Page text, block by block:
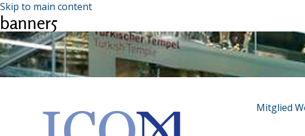
Skip to main content
banner5
Mitglied